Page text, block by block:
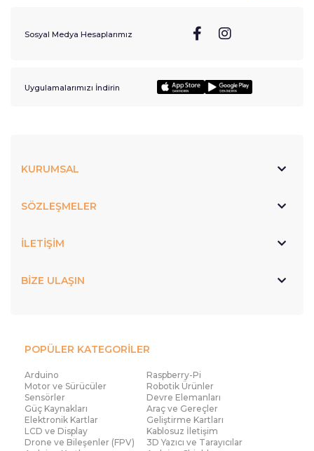
Sosyal Medya Hesaplarımız
Uygulamalarımızı İndirin
KURUMSAL
SÖZLEŞMELER
İLETİŞİM
BİZE ULAŞIN
POPÜLER KATEGORİLER
Arduino
Raspberry-Pi
Motor ve Sürücüler
Robotik Ürünler
Sensörler
Devre Elemanları
Güç Kaynakları
Araç ve Gereçler
Elektronik Kartlar
Geliştirme Kartları
LCD ve Display
Kablosuz İletişim
Drone ve Bileşenler (FPV)
3D Yazıcı ve Tarayıcılar